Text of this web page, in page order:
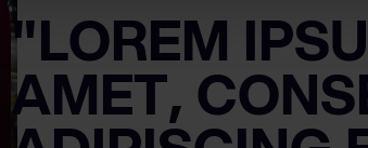
"LOREM
AMET,